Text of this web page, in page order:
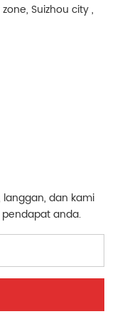
Suizhou city ,
dan kami
anda.